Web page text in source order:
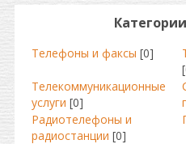
Телефоны и факсы [0]
Телекоммуникационные
услуги [0]
Радиотелефоны и
радиостанции [0]